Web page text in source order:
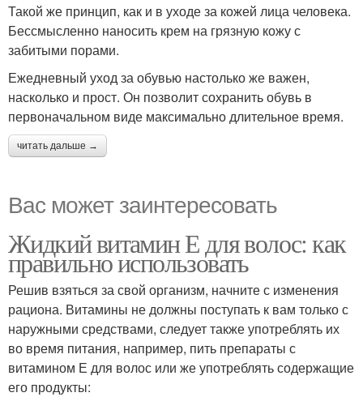
Такой же принцип, как и в уходе за кожей лица человека.
Бессмысленно наносить крем на грязную кожу с
забитыми порами.
Ежедневный уход за обувью настолько же важен,
насколько и прост. Он позволит сохранить обувь в
первоначальном виде максимально длительное время.
читать дальше →
Вас может заинтересовать
Жидкий витамин Е для волос: как
правильно использовать
Решив взяться за свой организм, начните с изменения
рациона. Витамины не должны поступать к вам только с
наружными средствами, следует также употреблять их
во время питания, например, пить препараты с
витамином Е для волос или же употреблять содержащие
его продукты: